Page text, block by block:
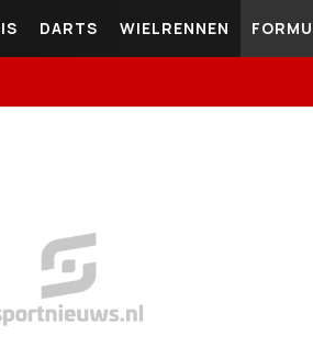
DARTS WIELRENNEN